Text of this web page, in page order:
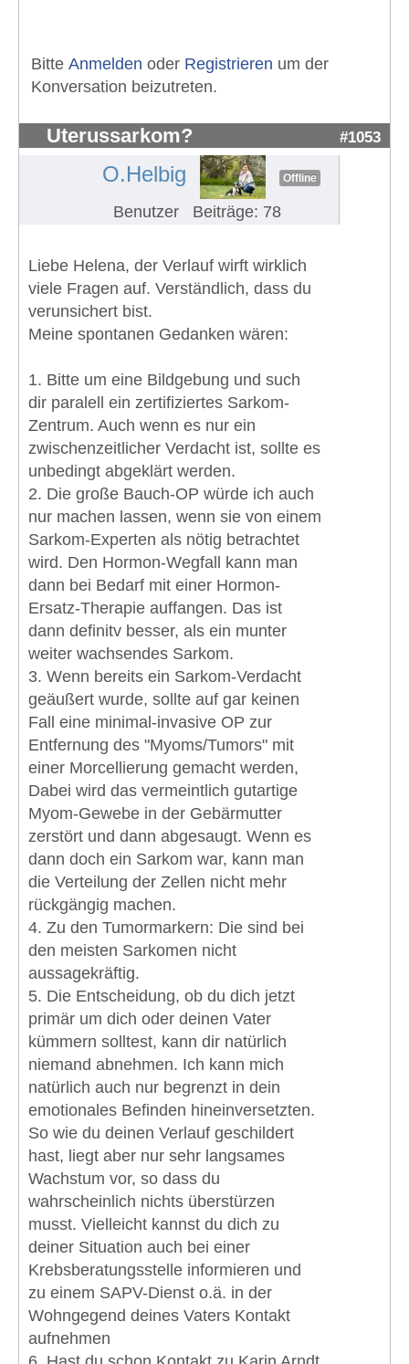
Bitte Anmelden oder Registrieren um der
Konversation beizutreten.
Uterussarkom? #1053
O.Helbig Offline
Benutzer Beiträge: 78
Liebe Helena, der Verlauf wirft wirklich
viele Fragen auf. Verständlich, dass du
verunsichert bist.
Meine spontanen Gedanken wären:
1. Bitte um eine Bildgebung und such
dir paralell ein zertifiziertes Sarkom-
Zentrum. Auch wenn es nur ein
zwischenzeitlicher Verdacht ist, sollte es
unbedingt abgeklärt werden.
2. Die große Bauch-OP würde ich auch
nur machen lassen, wenn sie von einem
Sarkom-Experten als nötig betrachtet
wird. Den Hormon-Wegfall kann man
dann bei Bedarf mit einer Hormon-
Ersatz-Therapie auffangen. Das ist
dann definitv besser, als ein munter
weiter wachsendes Sarkom.
3. Wenn bereits ein Sarkom-Verdacht
geäußert wurde, sollte auf gar keinen
Fall eine minimal-invasive OP zur
Entfernung des "Myoms/Tumors" mit
einer Morcellierung gemacht werden,
Dabei wird das vermeintlich gutartige
Myom-Gewebe in der Gebärmutter
zerstört und dann abgesaugt. Wenn es
dann doch ein Sarkom war, kann man
die Verteilung der Zellen nicht mehr
rückgängig machen.
4. Zu den Tumormarkern: Die sind bei
den meisten Sarkomen nicht
aussagekräftig.
5. Die Entscheidung, ob du dich jetzt
primär um dich oder deinen Vater
kümmern solltest, kann dir natürlich
niemand abnehmen. Ich kann mich
natürlich auch nur begrenzt in dein
emotionales Befinden hineinversetzten.
So wie du deinen Verlauf geschildert
hast, liegt aber nur sehr langsames
Wachstum vor, so dass du
wahrscheinlich nichts überstürzen
musst. Vielleicht kannst du dich zu
deiner Situation auch bei einer
Krebsberatungsstelle informieren und
zu einem SAPV-Dienst o.ä. in der
Wohngegend deines Vaters Kontakt
aufnehmen